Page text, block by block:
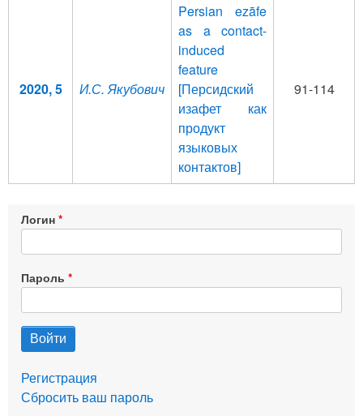
2020, 5 И.С. Якубович
Persian ezāfe
as a contact-
induced
feature
[Персидский
изафет как
продукт
языковых
контактов]
91-114
Логин
Пароль
Регистрация
Сбросить ваш пароль